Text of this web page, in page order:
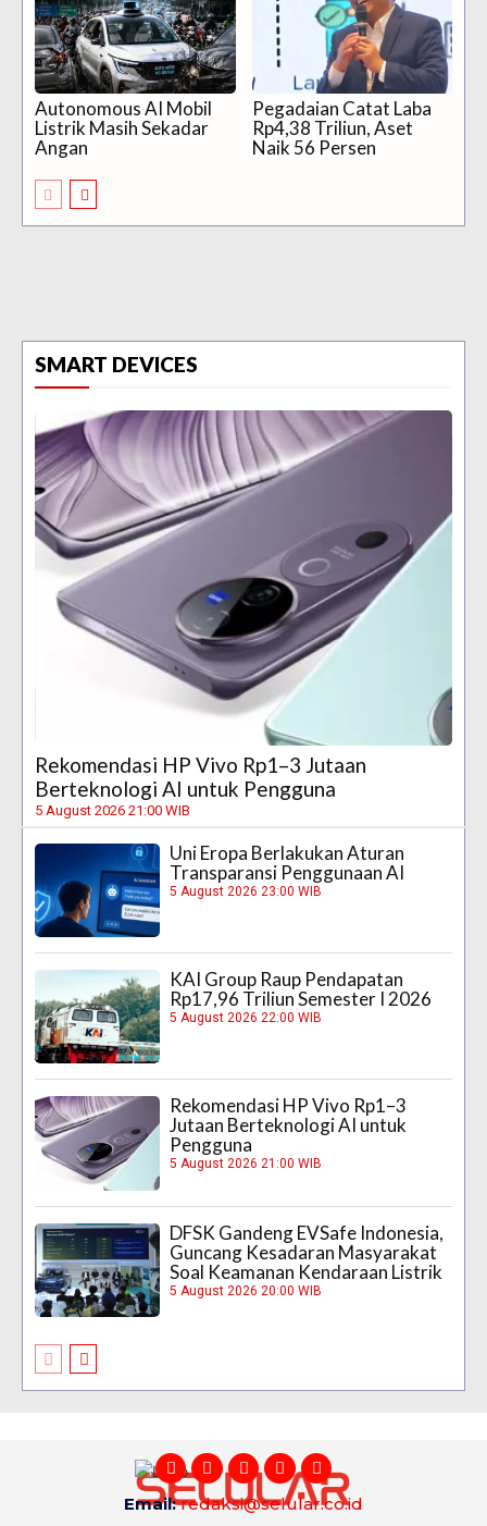
Autonomous AI Mobil
Listrik Masih Sekadar
Angan
Pegadaian Catat Laba
Rp4,38 Triliun, Aset
Naik 56 Persen
SMART DEVICES
Rekomendasi HP Vivo Rp1–3 Jutaan
Berteknologi AI untuk Pengguna
5 August 2026 21:00 WIB
Uni Eropa Berlakukan Aturan
Transparansi Penggunaan AI
5 August 2026 23:00 WIB
KAI Group Raup Pendapatan
Rp17,96 Triliun Semester I 2026
5 August 2026 22:00 WIB
Rekomendasi HP Vivo Rp1–3
Jutaan Berteknologi AI untuk
Pengguna
5 August 2026 21:00 WIB
DFSK Gandeng EVSafe Indonesia,
Guncang Kesadaran Masyarakat
Soal Keamanan Kendaraan Listrik
5 August 2026 20:00 WIB
Email:redaksi@selular.co.id